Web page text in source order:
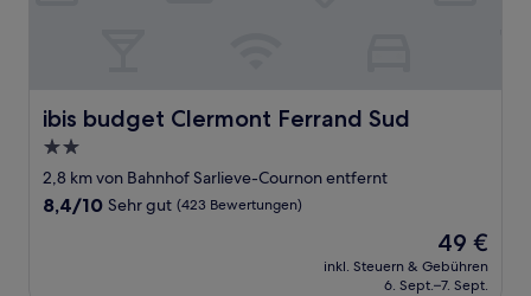
ibis budget Clermont Ferrand Sud
ibis budget Clermont Ferrand Sud
2.0-
Sterne-
Unterkunft
2,8 km von Bahnhof Sarlieve-Cournon entfernt
8.4
8,4/10 Sehr gut (423 Bewertungen)
Der
Preis
beträgt
49 €
inkl. Steuern & Gebühren
6. Sept.–7. Sept.